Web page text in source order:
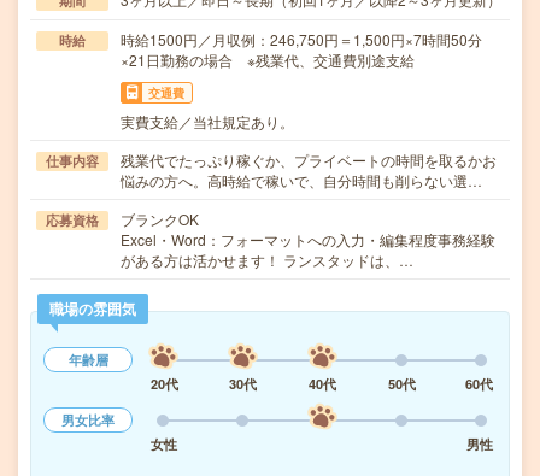
時給
時給1500円／月収例：246,750円＝1,500円×7時間50分
×21日勤務の場合 ※残業代、交通費別途支給
交通費
実費支給／当社規定あり。
仕事内容
残業代でたっぷり稼ぐか、プライベートの時間を取るかお
悩みの方へ。高時給で稼いで、自分時間も削らない選…
応募資格
ブランクOK
Excel・Word：フォーマットへの入力・編集程度事務経験
がある方は活かせます！ ランスタッドは、…
職場の雰囲気
年齢層
20代
30代 40代 50代
60代
男女比率
女性
男性